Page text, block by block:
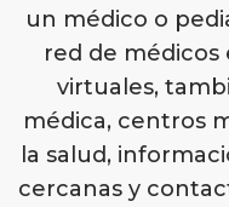
un médico o
red de médicos
virtuales,
médica, centros
la salud,
cercanas y